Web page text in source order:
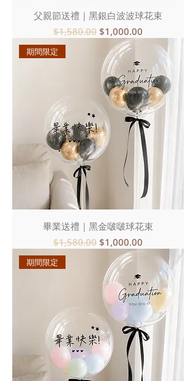
父親節送禮｜黑銀白波波球花束
一般價格
$1,580.00 促銷價格
$1,000.00
期間限定
畢業送禮｜黑金啵啵球花束
一般價格
$1,580.00 促銷價格
$1,000.00
期間限定